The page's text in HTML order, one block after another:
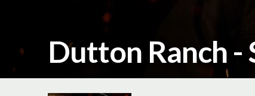
Dutton Ranch -